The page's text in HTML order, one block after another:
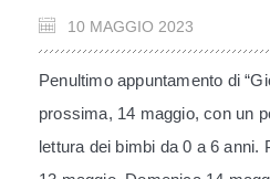
10 MAGGIO 2023
Penultimo appuntamento di
prossima, 14 maggio, con un
lettura dei bimbi da 0 a 6 anni.